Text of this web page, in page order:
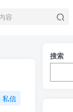
私信
搜索